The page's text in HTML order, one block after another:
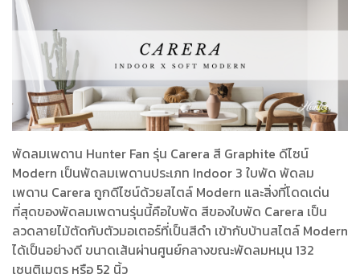
พัดลมเพดาน Hunter Fan รุ่น Carera สี Graphite ดีไซน์
Modern เป็นพัดลมเพดานประเภท Indoor 3 ใบพัด พัดลม
เพดาน Carera ถูกดีไซน์ด้วยสไตล์ Modern และสิ่งที่โดดเด่น
ที่สุดของพัดลมเพดานรุ่นนี้คือใบพัด สีของใบพัด Carera เป็น
ลวดลายไม้ตัดกับตัวมอเตอร์ที่เป็นสีดำ เข้ากับบ้านสไตล์ Modern
ได้เป็นอย่างดี ขนาดเส้นผ่านศูนย์กลางขณะพัดลมหมุน 132
เซนติเมตร หรือ 52 นิ้ว